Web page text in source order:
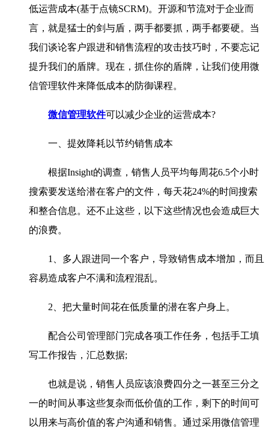
低运营成本(基于点镜SCRM)。开源和节流对于企业而
言，就是猛士的剑与盾，两手都要抓，两手都要硬。当
我们谈论客户跟进和销售流程的攻击技巧时，不要忘记
提升我们的盾牌。现在，抓住你的盾牌，让我们使用微
信管理软件来降低成本的防御课程。
微信管理软件可以减少企业的运营成本?
一、提效降耗以节约销售成本
根据Insight的调查，销售人员平均每周花6.5个小时
搜索要发送给潜在客户的文件，每天花24%的时间搜索
和整合信息。还不止这些，以下这些情况也会造成巨大
的浪费。
1、多人跟进同一个客户，导致销售成本增加，而且
容易造成客户不满和流程混乱。
2、把大量时间花在低质量的潜在客户身上。
配合公司管理部门完成各项工作任务，包括手工填
写工作报告，汇总数据;
也就是说，销售人员应该浪费四分之一甚至三分之
一的时间从事这些复杂而低价值的工作，剩下的时间可
以用来与高价值的客户沟通和销售。通过采用微信管理